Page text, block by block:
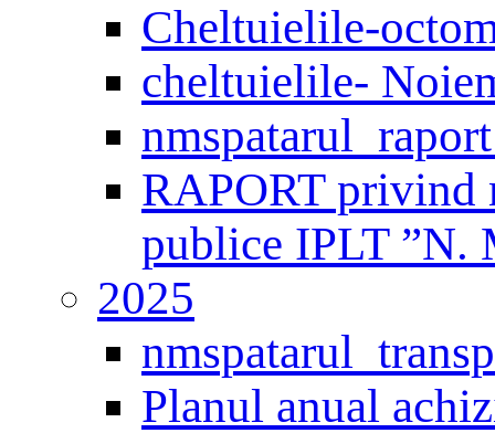
Cheltuielile-
cheltuielile-
RAPORT privind
publice IPLT ”N.
2025
Planul anual